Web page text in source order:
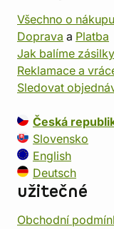
Všechno o nákupu
Doprava a Platba
Jak balíme zásilky
Reklamace a
Sledovat
Česká
Slovensko
English
Deutsch
užitečné
Obchodní